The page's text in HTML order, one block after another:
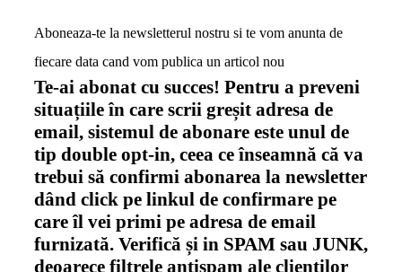
Aboneaza-te la newsletterul nostru si te vom anunta de
fiecare data cand vom publica un articol nou
Te-ai abonat cu succes! Pentru a preveni
situațiile în care scrii greșit adresa de
email, sistemul de abonare este unul de
tip double opt-in, ceea ce înseamnă că va
trebui să confirmi abonarea la newsletter
dând click pe linkul de confirmare pe
care îl vei primi pe adresa de email
furnizată. Verifică și in SPAM sau JUNK,
deoarece filtrele antispam ale clienților